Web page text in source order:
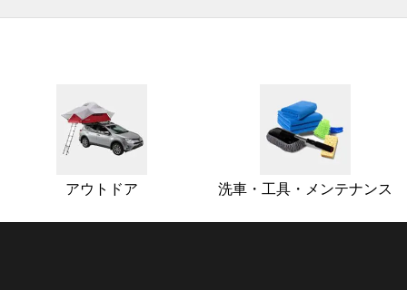
アウトドア 洗車・工具・メンテナンス